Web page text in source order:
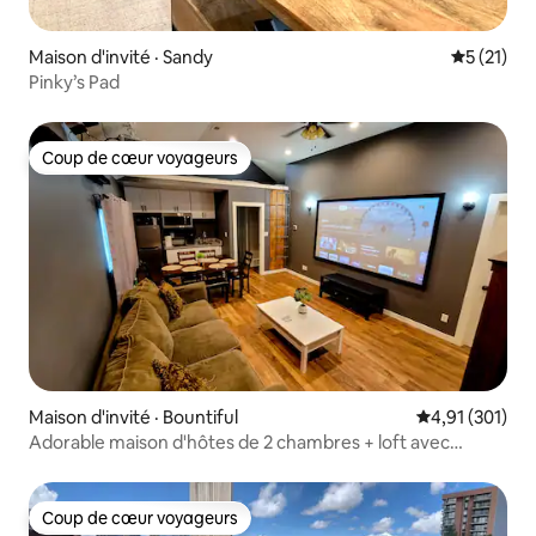
Maison d'invité · Sandy Note
5 (21)
Pinky’s Pad
Coup de cœur voyageurs
Coup de cœur voyageurs
Maison d'invité · Bountiful Note
4,91 (301)
Adorable maison d'hôtes de 2 chambres + loft avec
Coup de cœur voyageurs
Coup de cœur voyageurs